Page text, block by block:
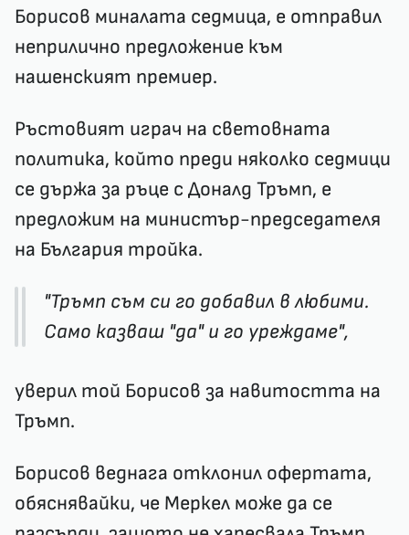
Борисов миналата седмица, е отправил
неприлично предложение към
нашенският премиер.
Ръстовият играч на световната
политика, който преди няколко седмици
се държа за ръце с Доналд Тръмп, е
предложим на министър-председателя
на България тройка.
"Тръмп съм си го добавил в любими.
Само казваш "да" и го уреждаме",
уверил той Борисов за навитостта на
Тръмп.
Борисов веднага отклонил офертата,
обяснявайки, че Меркел може да се